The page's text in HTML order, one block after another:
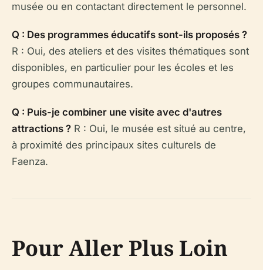
musée ou en contactant directement le personnel.
Q : Des programmes éducatifs sont-ils proposés ?
R : Oui, des ateliers et des visites thématiques sont
disponibles, en particulier pour les écoles et les
groupes communautaires.
Q : Puis-je combiner une visite avec d'autres
attractions ? R : Oui, le musée est situé au centre,
à proximité des principaux sites culturels de
Faenza.
Pour Aller Plus Loin